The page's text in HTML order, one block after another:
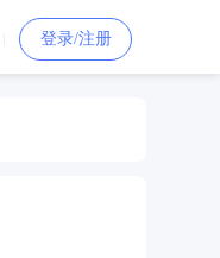
登录/注册